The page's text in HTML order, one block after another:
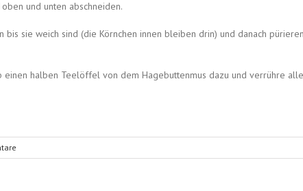
und unten abschneiden.
sie weich sind (die Körnchen innen bleiben drin) und danach
halben Teelöffel von dem Hagebuttenmus dazu und verrühre